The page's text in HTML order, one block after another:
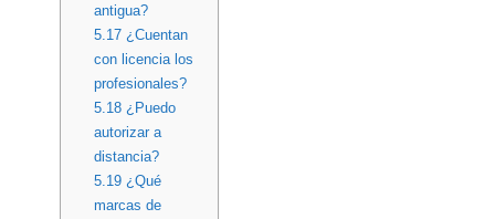
antigua?
5.17¿Cuentan
con licencia los
profesionales?
5.18¿Puedo
autorizar a
distancia?
5.19¿Qué
marcas de